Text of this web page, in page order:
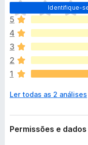
Identifique-
A
i
n
d
a
n
ã
o
x
s
t
5
4
3
2
1
Ler todas as 2 análises
Permissões e dados